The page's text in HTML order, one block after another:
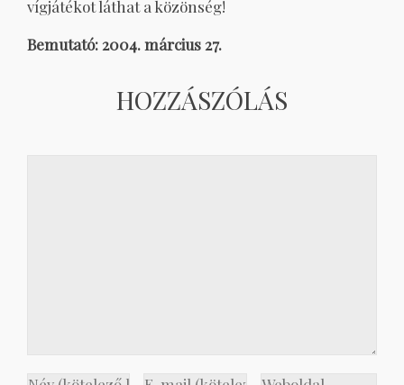
vígjátékot láthat a közönség!
Bemutató: 2004. március 27.
HOZZÁSZÓLÁS